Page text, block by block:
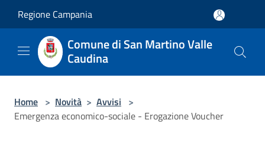
Regione Campania
Comune di San Martino Valle
Caudina
Home > Novità > Avvisi >
Emergenza economico-sociale - Erogazione Voucher